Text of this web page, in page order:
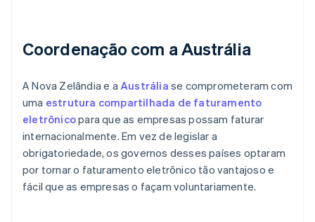
Coordenação com a Austrália
A Nova Zelândia e aAustrália se comprometeram com
uma estrutura compartilhada de faturamento
eletrônicopara que as empresas possam faturar
internacionalmente. Em vez de legislar a
obrigatoriedade, os governos desses países optaram
por tornar o faturamento eletrônico tão vantajoso e
fácil que as empresas o façam voluntariamente.